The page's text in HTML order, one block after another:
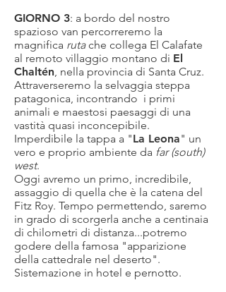
GIORNO 3: a bordo del nostro
spazioso van percorreremo la
magnifica rutache collega El Calafate
al remoto villaggio montano di El
Chaltén, nella provincia di Santa Cruz.
Attraverseremo la selvaggia steppa
patagonica, incontrando i primi
animali e maestosi paesaggi di una
vastità quasi inconcepibile.
Imperdibile la tappa a "La Leona" un
vero e proprio ambiente da far (south)
west.
Oggi avremo un primo, incredibile,
assaggio di quella che è la catena del
Fitz Roy. Tempo permettendo, saremo
in grado di scorgerla anche a centinaia
di chilometri di distanza...potremo
godere della famosa "apparizione
della cattedrale nel deserto".
Sistemazione in hotel e pernotto.